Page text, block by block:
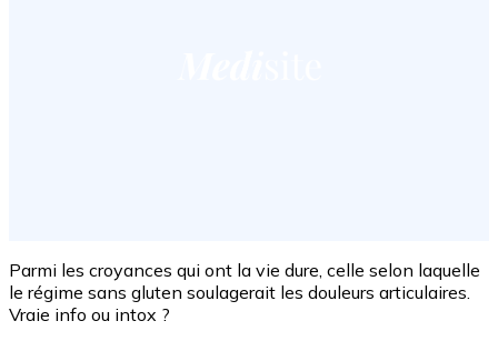
Parmi les croyances qui ont la vie dure, celle selon laquelle
le régime sans gluten soulagerait les douleurs articulaires.
Vraie info ou intox ?